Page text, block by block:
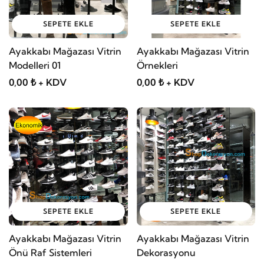
SEPETE EKLE
Ayakkabı Mağazası Vitrin
Modelleri 01
0,00 ₺ + KDV
SEPETE EKLE
Ayakkabı Mağazası Vitrin
Örnekleri
0,00 ₺ + KDV
SEPETE EKLE
Ayakkabı Mağazası Vitrin
Önü Raf Sistemleri
SEPETE EKLE
Ayakkabı Mağazası Vitrin
Dekorasyonu